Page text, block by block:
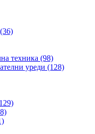
(36)
техника (98)
уреди (128)